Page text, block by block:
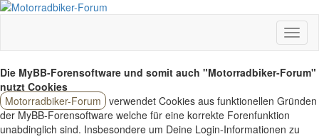
Die MyBB-Forensoftware und somit auch "Motorradbiker-Forum"
nutzt Cookies
Motorradbiker-Forum verwendet Cookies aus funktionellen Gründen
der MyBB-Forensoftware welche für eine korrekte Forenfunktion
unabdinglich sind. Insbesondere um Deine Login-Informationen zu